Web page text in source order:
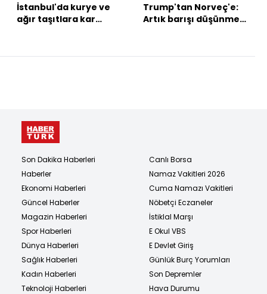
İstanbul'da kurye ve
ağır taşıtlara kar
Trump'tan Norveç'e:
Artık barışı düşünmek
Son Dakika Haberleri
Haberler
Ekonomi Haberleri
Güncel Haberler
Magazin Haberleri
Spor Haberleri
Dünya Haberleri
Sağlık Haberleri
Kadın Haberleri
Teknoloji Haberleri
Canlı Borsa
Namaz Vakitleri 2026
Cuma Namazı Vakitleri
Nöbetçi Eczaneler
İstiklal Marşı
E Okul VBS
E Devlet Giriş
Günlük Burç Yorumları
Son Depremler
Hava Durumu